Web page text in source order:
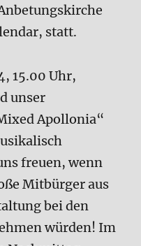
statt.
15.00 Uhr,
unser
Apollonia“
freuen, wenn
Mitbürger aus
bei den
würden! Im